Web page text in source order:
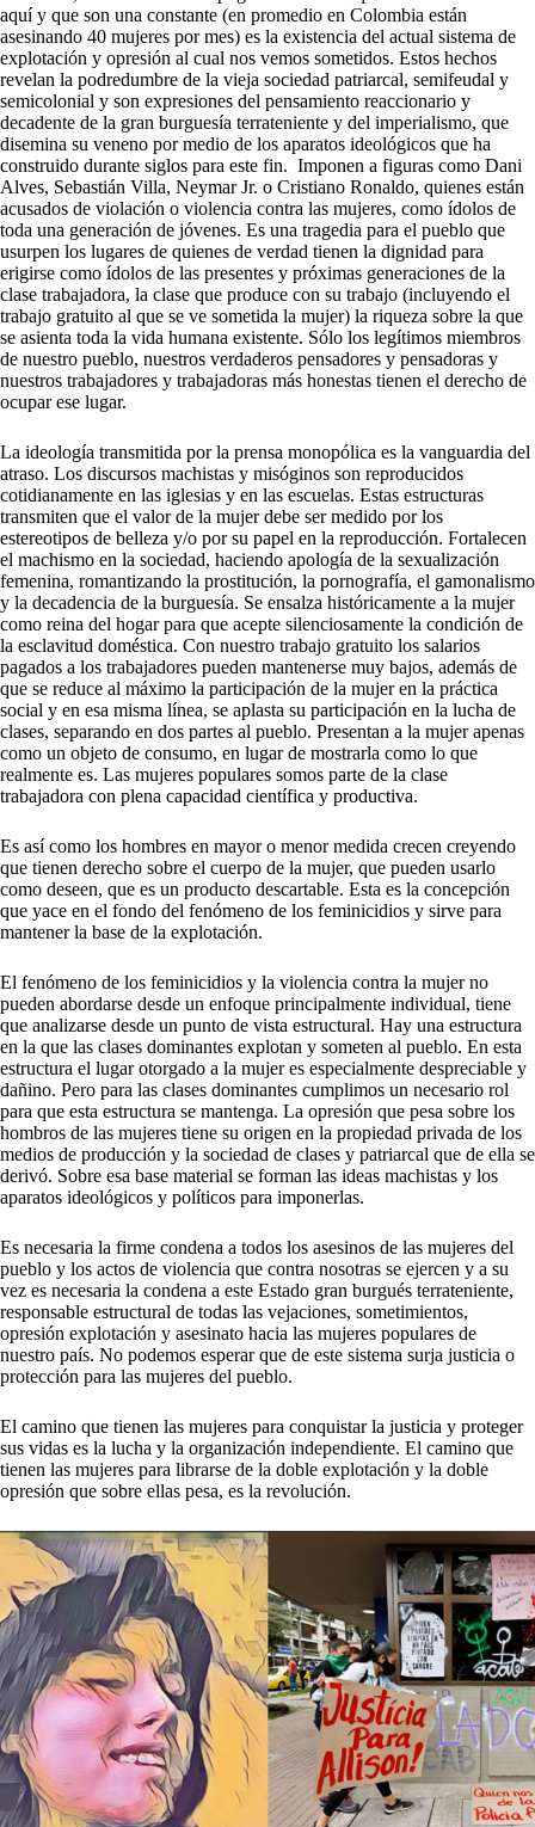
aquí y que son una constante (en promedio en Colombia están
asesinando 40 mujeres por mes) es la existencia del actual sistema de
explotación y opresión al cual nos vemos sometidos. Estos hechos
revelan la podredumbre de la vieja sociedad patriarcal, semifeudal y
semicolonial y son expresiones del pensamiento reaccionario y
decadente de la gran burguesía terrateniente y del imperialismo, que
disemina su veneno por medio de los aparatos ideológicos que ha
construido durante siglos para este fin. Imponen a figuras como Dani
Alves, Sebastián Villa, Neymar Jr. o Cristiano Ronaldo, quienes están
acusados de violación o violencia contra las mujeres, como ídolos de
toda una generación de jóvenes. Es una tragedia para el pueblo que
usurpen los lugares de quienes de verdad tienen la dignidad para
erigirse como ídolos de las presentes y próximas generaciones de la
clase trabajadora, la clase que produce con su trabajo (incluyendo el
trabajo gratuito al que se ve sometida la mujer) la riqueza sobre la que
se asienta toda la vida humana existente. Sólo los legítimos miembros
de nuestro pueblo, nuestros verdaderos pensadores y pensadoras y
nuestros trabajadores y trabajadoras más honestas tienen el derecho de
ocupar ese lugar.
La ideología transmitida por la prensa monopólica es la vanguardia del
atraso. Los discursos machistas y misóginos son reproducidos
cotidianamente en las iglesias y en las escuelas. Estas estructuras
transmiten que el valor de la mujer debe ser medido por los
estereotipos de belleza y/o por su papel en la reproducción. Fortalecen
el machismo en la sociedad, haciendo apología de la sexualización
femenina, romantizando la prostitución, la pornografía, el gamonalismo
y la decadencia de la burguesía. Se ensalza históricamente a la mujer
como reina del hogar para que acepte silenciosamente la condición de
la esclavitud doméstica. Con nuestro trabajo gratuito los salarios
pagados a los trabajadores pueden mantenerse muy bajos, además de
que se reduce al máximo la participación de la mujer en la práctica
social y en esa misma línea, se aplasta su participación en la lucha de
clases, separando en dos partes al pueblo. Presentan a la mujer apenas
como un objeto de consumo, en lugar de mostrarla como lo que
realmente es. Las mujeres populares somos parte de la clase
trabajadora con plena capacidad científica y productiva.
Es así como los hombres en mayor o menor medida crecen creyendo
que tienen derecho sobre el cuerpo de la mujer, que pueden usarlo
como deseen, que es un producto descartable. Esta es la concepción
que yace en el fondo del fenómeno de los feminicidios y sirve para
mantener la base de la explotación.
El fenómeno de los feminicidios y la violencia contra la mujer no
pueden abordarse desde un enfoque principalmente individual, tiene
que analizarse desde un punto de vista estructural. Hay una estructura
en la que las clases dominantes explotan y someten al pueblo. En esta
estructura el lugar otorgado a la mujer es especialmente despreciable y
dañino. Pero para las clases dominantes cumplimos un necesario rol
para que esta estructura se mantenga. La opresión que pesa sobre los
hombros de las mujeres tiene su origen en la propiedad privada de los
medios de producción y la sociedad de clases y patriarcal que de ella se
derivó. Sobre esa base material se forman las ideas machistas y los
aparatos ideológicos y políticos para imponerlas.
Es necesaria la firme condena a todos los asesinos de las mujeres del
pueblo y los actos de violencia que contra nosotras se ejercen y a su
vez es necesaria la condena a este Estado gran burgués terrateniente,
responsable estructural de todas las vejaciones, sometimientos,
opresión explotación y asesinato hacia las mujeres populares de
nuestro país. No podemos esperar que de este sistema surja justicia o
protección para las mujeres del pueblo.
El camino que tienen las mujeres para conquistar la justicia y proteger
sus vidas es la lucha y la organización independiente. El camino que
tienen las mujeres para librarse de la doble explotación y la doble
opresión que sobre ellas pesa, es la revolución.